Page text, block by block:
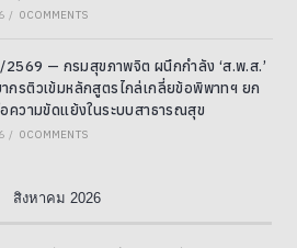
/ 0 COMMENTS
— กรมสุขภาพจิต ผนึกกำลัง ‘ส.พ.ส.’
กรติวเข้มหลักสูตรไกล่เกลี่ยข้อพิพาทฯ ยก
ความขัดแย้งในระบบสาธารณสุข
/ 0 COMMENTS
สิงหาคม 2026